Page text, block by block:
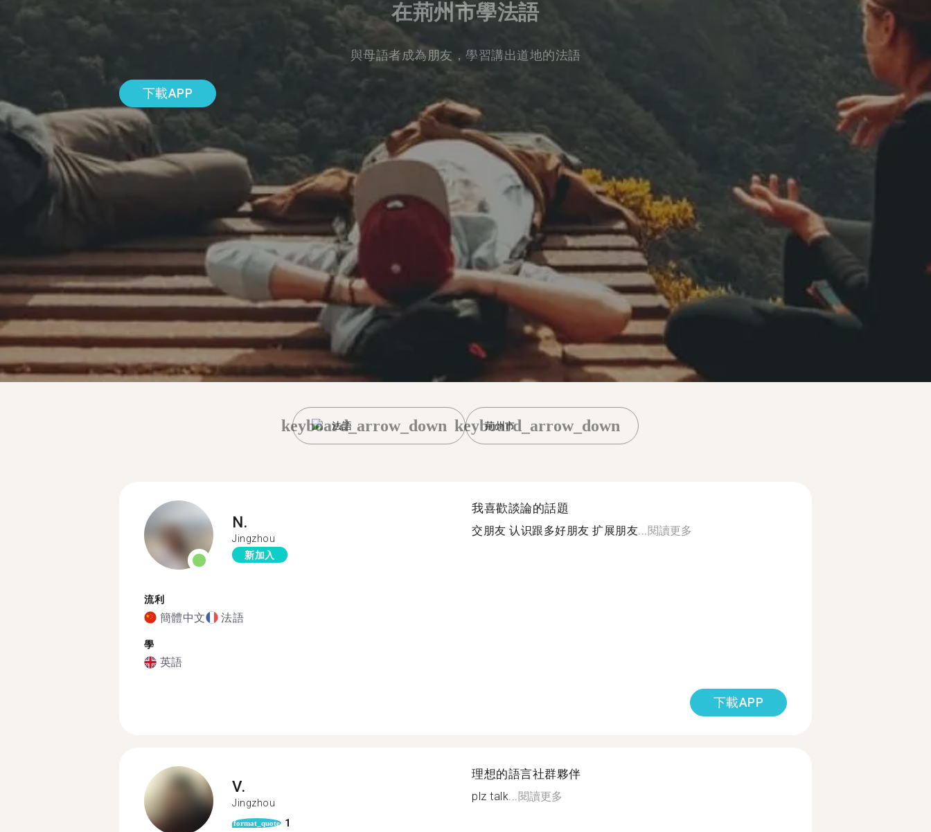
在荊州市學法語
與母語者成為朋友，學習講出道地的法語
下載APP
法語
keyboard_arrow_down 荊州市
keyboard_arrow_down
N.
Jingzhou
新加入
流利
簡體中文 法語
學
英語
我喜歡談論的話題
交朋友 认识跟多好朋友 扩展朋友...閱讀更多
下載APP
V.
Jingzhou
format_quote 1
理想的語言社群夥伴
plz talk...閱讀更多